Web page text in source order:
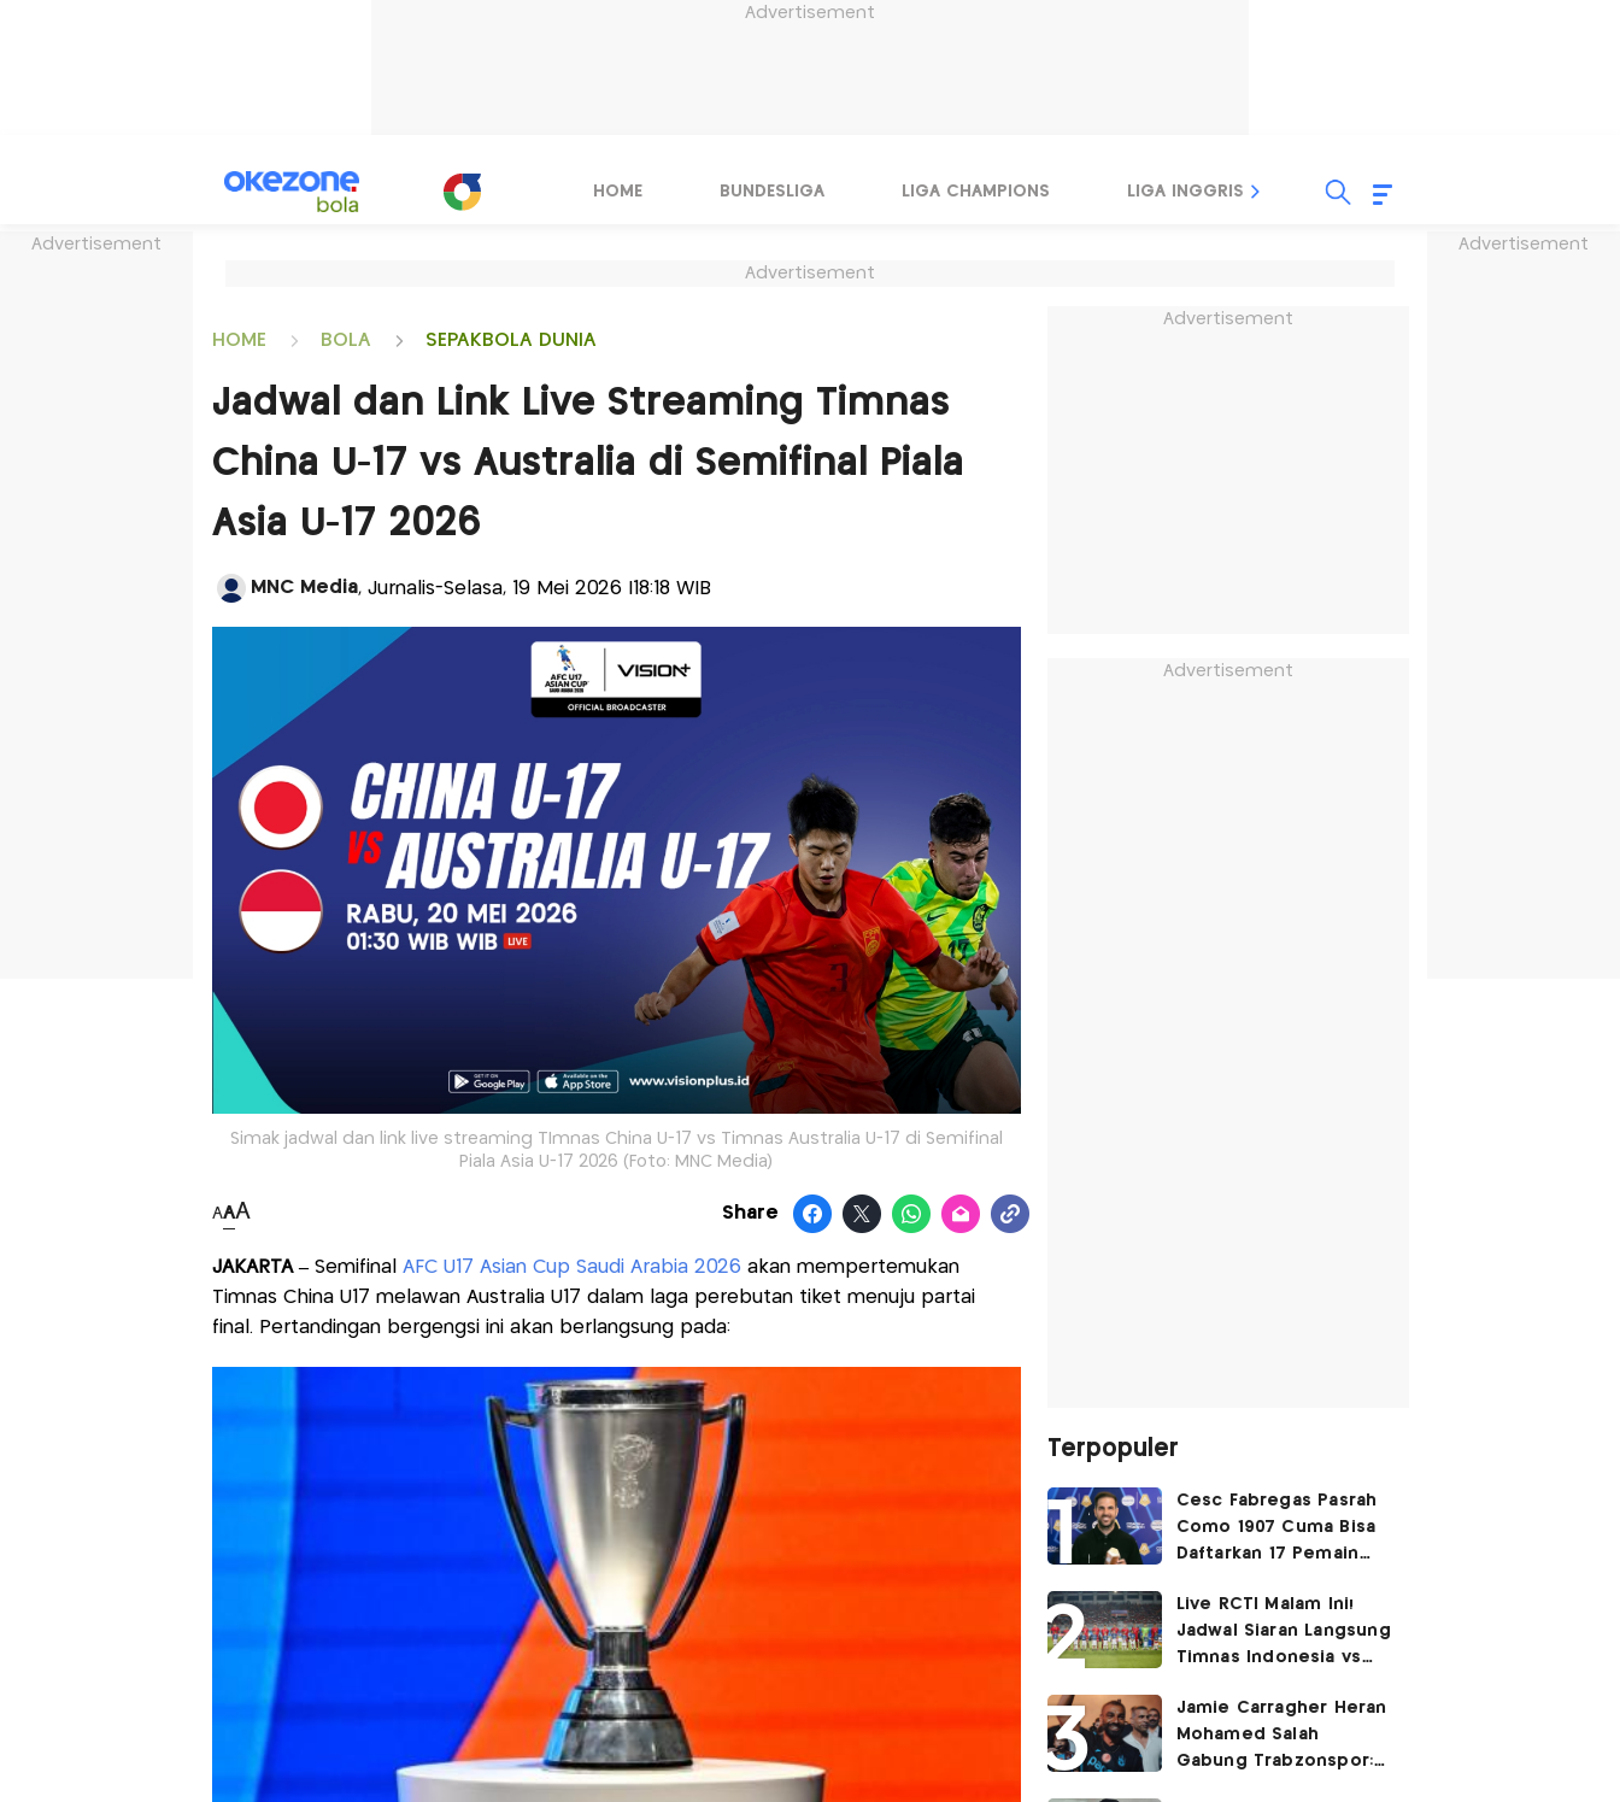
Advertisement
Advertisement Advertisement
HOME BUNDESLIGA LIGA CHAMPIONS LIGA INGGRIS LIGA ITALIA
Advertisement
HOME BOLA SEPAKBOLA DUNIA
Jadwal dan Link Live Streaming Timnas
China U-17 vs Australia di Semifinal Piala
Asia U-17 2026
MNC Media, Jurnalis-Selasa, 19 Mei 2026 |18:18 WIB
Simak jadwal dan link live streaming TImnas China U-17 vs Timnas Australia U-17 di Semifinal
Piala Asia U-17 2026 (Foto: MNC Media)
AAA Share
JAKARTA – Semifinal AFC U17 Asian Cup Saudi Arabia 2026 akan mempertemukan
Timnas China U17 melawan Australia U17 dalam laga perebutan tiket menuju partai
final. Pertandingan bergengsi ini akan berlangsung pada:
Advertisement
Advertisement
Terpopuler
Cesc Fabregas Pasrah
Como 1907 Cuma Bisa
Daftarkan 17 Pemain
2026-2027
Live RCTI Malam Ini!
Jadwal Siaran Langsung
Timnas Indonesia vs
2026: Laga Hidup Mati
Jamie Carragher Heran
Mohamed Salah
Gabung Trabzonspor: